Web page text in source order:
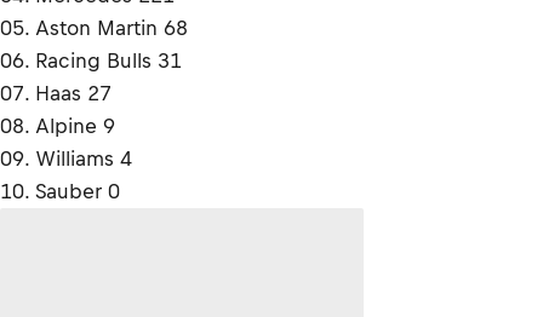
05. Aston Martin 68
06. Racing Bulls 31
07. Haas 27
08. Alpine 9
09. Williams 4
10. Sauber 0